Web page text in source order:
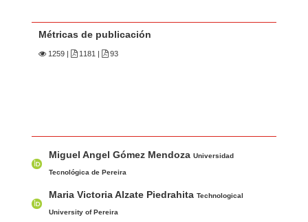
Métricas de publicación
1259 1181 | 93
u
r
Miguel Angel Gómez MendozaUniversidad
Tecnológica de Pereira
Maria Victoria Alzate PiedrahitaTechnological
University of Pereira